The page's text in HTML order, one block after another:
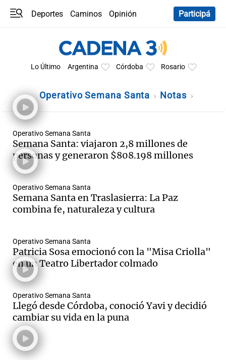
Deportes Caminos
Opinión
Participá
Lo Último Argentina Córdoba Rosario
Operativo Semana Santa Notas
Operativo Semana Santa
Semana Santa: viajaron 2,8 millones de
personas y generaron $808.198 millones
Operativo Semana Santa
Semana Santa en Traslasierra: La Paz
combina fe, naturaleza y cultura
Operativo Semana Santa
Patricia Sosa emocionó con la "Misa Criolla"
en un Teatro Libertador colmado
Operativo Semana Santa
Llegó desde Córdoba, conoció Yavi y decidió
cambiar su vida en la puna